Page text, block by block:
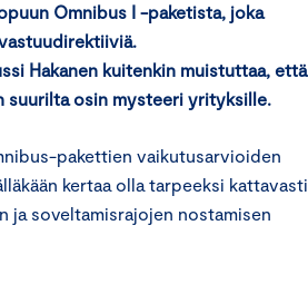
Omnibus I -paketista, joka
Hakanen kuitenkin muistuttaa, että
suurilta osin mysteeri yrityksille.
pakettien vaikutusarvioiden
kertaa olla tarpeeksi kattavasti
soveltamisrajojen nostamisen